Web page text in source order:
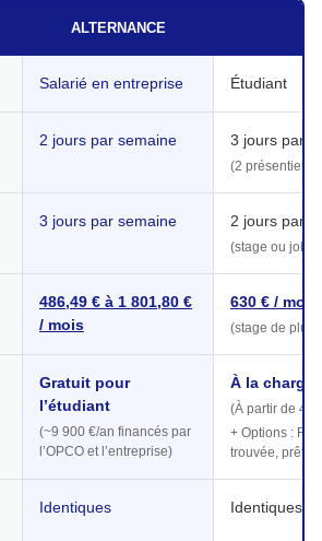
ALTERNANCE
Salarié en entreprise Étudiant
2 jours par semaine 3 jours par
(2 présentiel +
3 jours par semaine 2 jours par
(stage ou job
486,49 € à 1 801,80 €
/ mois
630 € /
(stage de plus
Gratuit pour
l’étudiant
(~9 900 €/an financés par
l’OPCO et l’entreprise)
À la charge
(À partir de 4
+ Options :
trouvée, prêt
Identiques Identiques